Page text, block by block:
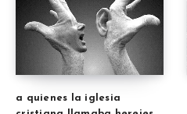
a quienes la iglesia